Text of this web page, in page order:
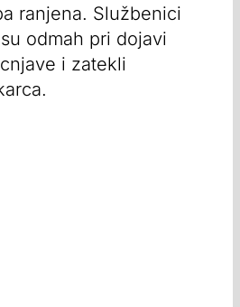
ranjena. Službenici
odmah pri dojavi
i zatekli